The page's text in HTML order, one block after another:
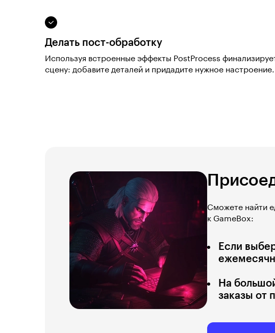
Делать пост-обработку
Используя встроенные эффекты PostProcess
сцену: добавите деталей и придадите нужное настроение.
Сможете найти
к GameBox:
Если
На
заказы от